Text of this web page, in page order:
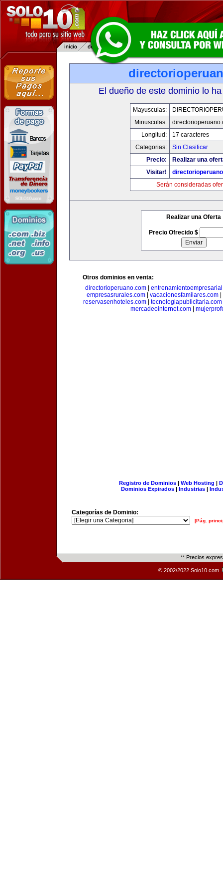
El dueño de este dominio lo
Mayusculas:
Minusculas:
Longitud:
17 caracteres
Categorias:
Sin Clasificar
Precio:
Realizar una
Visitar!
Serán consideradas
Realizar una Oferta
Precio Ofrecido $
Otros dominios en venta:
directorioperuano.com|
empresasrurales.com| vacacionesfamilares.com|
reservasenhoteles.com
tecnologiapublicitaria.com
mercadeointernet.com|
Registro de Dominios| Web Hosting |
Dominios Expirados | Industrias |
Categorías de Dominio:
[Pág.
** Precios
© 2002/2022 Solo10.com